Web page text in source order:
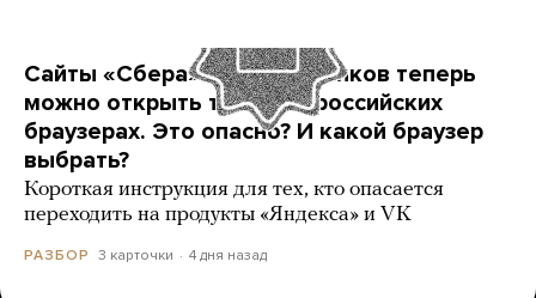
Сайты «Сбера» и других банков теперь
можно открыть только в российских
браузерах. Это опасно? И какой браузер
выбрать?
Короткая инструкция для тех, кто опасается
переходить на продукты «Яндекса» и VK
РАЗБОР 3 карточки 4 дня назад